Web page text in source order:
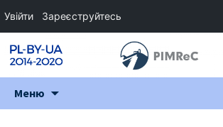
Меню
Увійти Зареєструйтесь